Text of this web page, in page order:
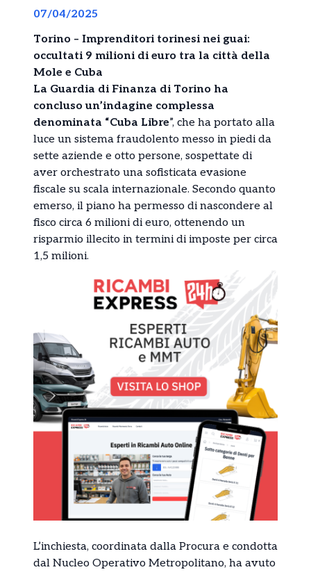
07/04/2025
Torino – Imprenditori torinesi nei guai:
occultati 9 milioni di euro tra la città della
Mole e Cuba
La Guardia di Finanza di Torino ha
concluso un’indagine complessa
denominata “Cuba Libre”, che ha portato alla
luce un sistema fraudolento messo in piedi da
sette aziende e otto persone, sospettate di
aver orchestrato una sofisticata evasione
fiscale su scala internazionale. Secondo quanto
emerso, il piano ha permesso di nascondere al
fisco circa 6 milioni di euro, ottenendo un
risparmio illecito in termini di imposte per circa
1,5 milioni.
L’inchiesta, coordinata dalla Procura e condotta
dal Nucleo Operativo Metropolitano, ha avuto